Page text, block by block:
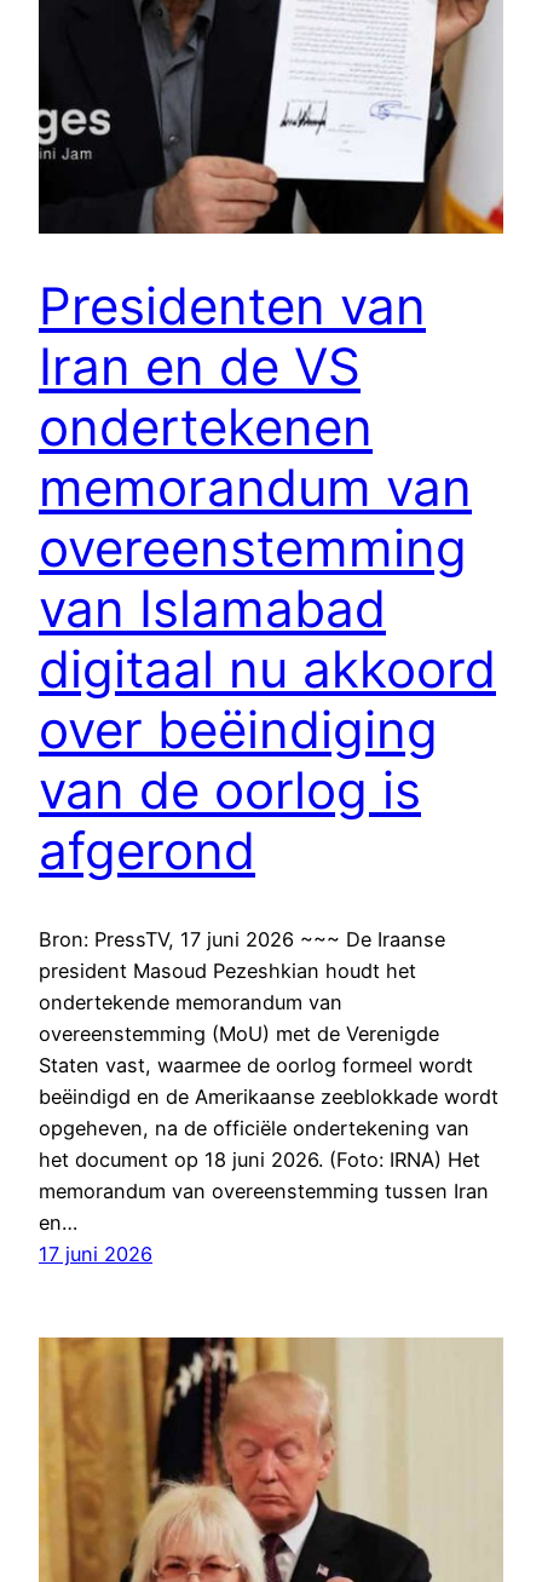
Presidenten van
Iran en de VS
ondertekenen
memorandum van
overeenstemming
van Islamabad
digitaal nu akkoord
over beëindiging
van de oorlog is
afgerond
Bron: PressTV, 17 juni 2026 ~~~ De Iraanse
president Masoud Pezeshkian houdt het
ondertekende memorandum van
overeenstemming (MoU) met de Verenigde
Staten vast, waarmee de oorlog formeel wordt
beëindigd en de Amerikaanse zeeblokkade wordt
opgeheven, na de officiële ondertekening van
het document op 18 juni 2026. (Foto: IRNA) Het
memorandum van overeenstemming tussen Iran
en…
17 juni 2026